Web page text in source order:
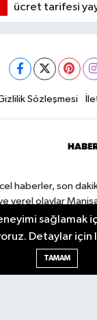
ücret tarifesi
Sözleşmesi
haberler, son
yerel olaylar
anbean
Eczaneler
sağlamak
Detaylar için
TAMAM